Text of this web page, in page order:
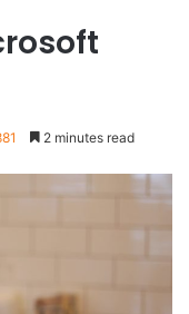
2 minutes read